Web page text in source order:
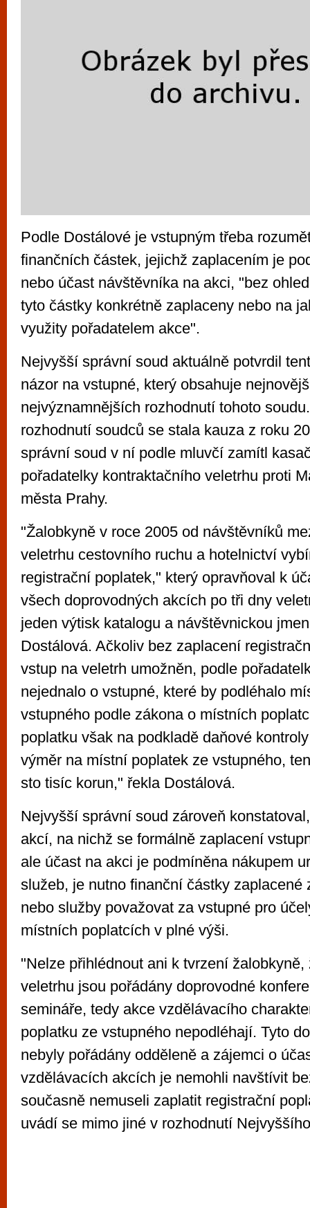
Podle Dostálové je vstupným třeba
finančních částek, jejichž zaplacením je
nebo účast návštěvníka na akci, "bez
tyto částky konkrétně zaplaceny nebo na
využity pořadatelem akce".
Nejvyšší správní soud aktuálně potvrdil
názor na vstupné, který obsahuje
nejvýznamnějších rozhodnutí tohoto
rozhodnutí soudců se stala kauza z roku
správní soud v ní podle mluvčí zamítl
pořadatelky kontraktačního veletrhu proti
města Prahy.
"Žalobkyně v roce 2005 od návštěvníků
veletrhu cestovního ruchu a hotelnictví
registrační poplatek," který opravňoval k
všech doprovodných akcích po tři dny
jeden výtisk katalogu a návštěvnickou
Dostálová. Ačkoliv bez zaplacení
vstup na veletrh umožněn, podle
nejednalo o vstupné, které by podléhalo
vstupného podle zákona o místních
poplatku však na podkladě daňové
výměr na místní poplatek ze vstupného,
sto tisíc korun," řekla Dostálová.
Nejvyšší správní soud zároveň
akcí, na nichž se formálně zaplacení
ale účast na akci je podmíněna nákupem
služeb, je nutno finanční částky zaplacené
nebo služby považovat za vstupné pro
místních poplatcích v plné výši.
"Nelze přihlédnout ani k tvrzení žalobkyně,
veletrhu jsou pořádány doprovodné
semináře, tedy akce vzdělávacího
poplatku ze vstupného nepodléhají. Tyto
nebyly pořádány odděleně a zájemci o
vzdělávacích akcích je nemohli navštívit
současně nemuseli zaplatit registrační
uvádí se mimo jiné v rozhodnutí